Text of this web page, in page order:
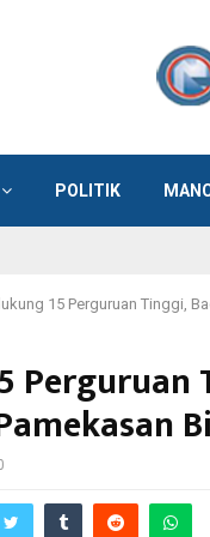
POLITIK
15 Perguruan Tinggi,